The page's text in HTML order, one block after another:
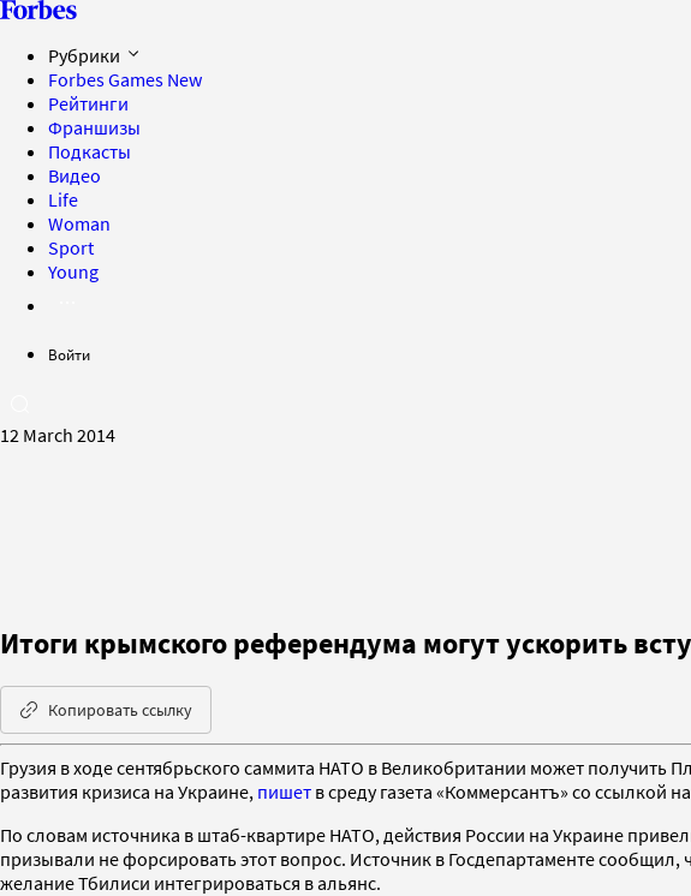
Рубрики
Forbes Games New
Рейтинги
Франшизы
Подкасты
Видео
Life
Woman
Sport
Young
Войти
12 March 2014
Итоги крымского референдума могут ускорить
Копировать ссылку
Грузия в ходе сентябрьского саммита НАТО в Великобритании может получить
развития кризиса на Украине, пишет в среду газета «Коммерсантъ» со ссылкой
По словам источника в штаб-квартире НАТО, действия России на Украине
призывали не форсировать этот вопрос. Источник в Госдепартаменте
желание Тбилиси интегрироваться в альянс.